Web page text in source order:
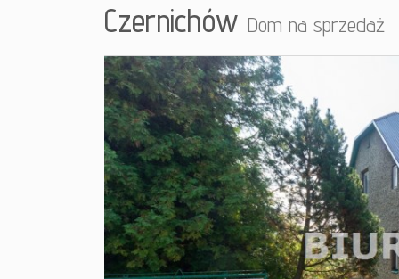
Czernichów Dom na sprzedaż
+
−